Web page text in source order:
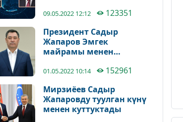
менен куттуктады
09.05.2022 12:12
123351
Президент Садыр
Жапаров Эмгек
майрамы менен
01.05.2022 10:14
152961
Мирзиёев Садыр
Жапаровду туулган күнү
менен куттуктады